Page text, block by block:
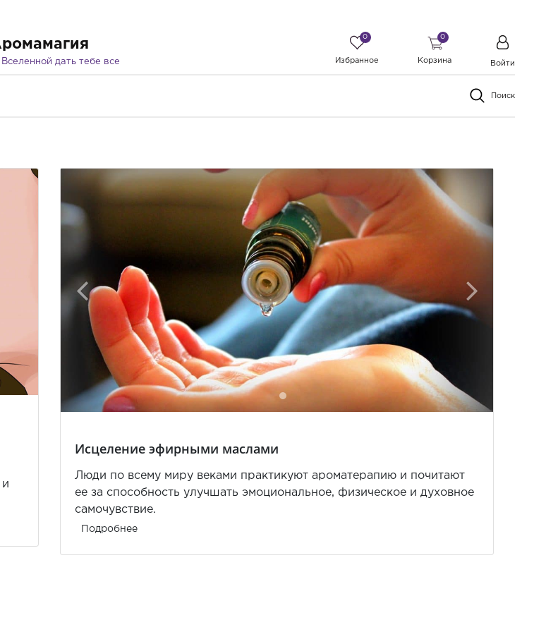
Вселенной дать тебе все
0
Избранное
0
Корзина Войти
Поиск
и
Исцеление эфирными маслами
Люди по всему миру веками практикуют ароматерапию и почитают
ее за способность улучшать эмоциональное, физическое и духовное
самочувствие.
Подробнее